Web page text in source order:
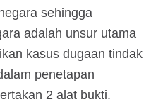
sehingga
adalah unsur utama
kasus dugaan tindak
penetapan
2 alat bukti.